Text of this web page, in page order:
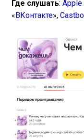
Где слушать:
«ВКонтакте»,